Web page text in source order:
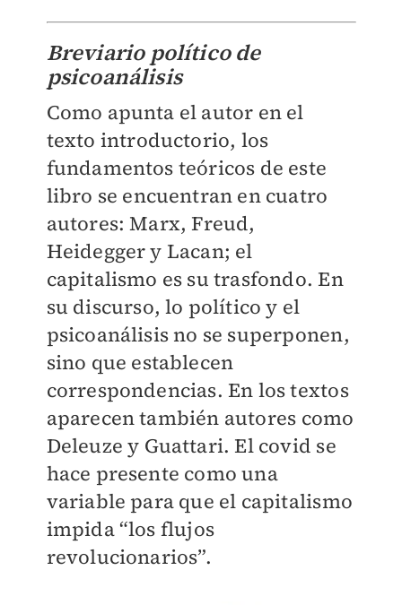
Breviario político de
psicoanálisis
Como apunta el autor en el
texto introductorio, los
fundamentos teóricos de este
libro se encuentran en cuatro
autores: Marx, Freud,
Heidegger y Lacan; el
capitalismo es su trasfondo. En
su discurso, lo político y el
psicoanálisis no se superponen,
sino que establecen
correspondencias. En los textos
aparecen también autores como
Deleuze y Guattari. El covid se
hace presente como una
variable para que el capitalismo
impida “los flujos
revolucionarios”.